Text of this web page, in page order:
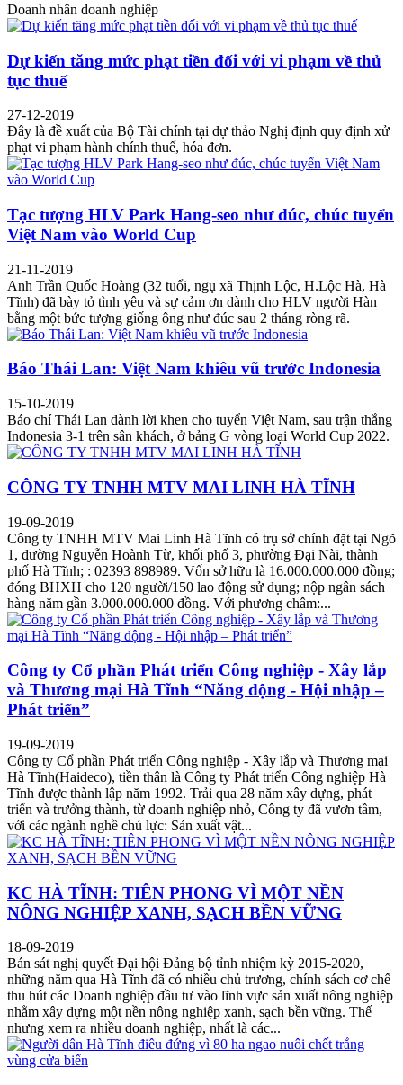
Doanh nhân doanh nghiệp
Dự kiến tăng mức phạt tiền đối với vi phạm về thủ
tục thuế
27-12-2019
Đây là đề xuất của Bộ Tài chính tại dự thảo Nghị định quy định xử
phạt vi phạm hành chính thuế, hóa đơn.
Tạc tượng HLV Park Hang-seo như đúc, chúc tuyển
Việt Nam vào World Cup
21-11-2019
Anh Trần Quốc Hoàng (32 tuổi, ngụ xã Thịnh Lộc, H.Lộc Hà, Hà
Tĩnh) đã bày tỏ tình yêu và sự cảm ơn dành cho HLV người Hàn
bằng một bức tượng giống ông như đúc sau 2 tháng ròng rã.
Báo Thái Lan: Việt Nam khiêu vũ trước Indonesia
15-10-2019
Báo chí Thái Lan dành lời khen cho tuyển Việt Nam, sau trận thắng
Indonesia 3-1 trên sân khách, ở bảng G vòng loại World Cup 2022.
CÔNG TY TNHH MTV MAI LINH HÀ TĨNH
19-09-2019
Công ty TNHH MTV Mai Linh Hà Tĩnh có trụ sở chính đặt tại Ngõ
1, đường Nguyễn Hoành Từ, khối phố 3, phường Đại Nài, thành
phố Hà Tĩnh; : 02393 898989. Vốn sở hữu là 16.000.000.000 đồng;
đóng BHXH cho 120 người/150 lao động sử dụng; nộp ngân sách
hàng năm gần 3.000.000.000 đồng. Với phương châm:...
Công ty Cổ phần Phát triển Công nghiệp - Xây lắp
và Thương mại Hà Tĩnh “Năng động - Hội nhập –
Phát triển”
19-09-2019
Công ty Cổ phần Phát triển Công nghiệp - Xây lắp và Thương mại
Hà Tĩnh(Haideco), tiền thân là Công ty Phát triển Công nghiệp Hà
Tĩnh được thành lập năm 1992. Trải qua 28 năm xây dựng, phát
triển và trưởng thành, từ doanh nghiệp nhỏ, Công ty đã vươn tầm,
với các ngành nghề chủ lực: Sản xuất vật...
KC HÀ TĨNH: TIÊN PHONG VÌ MỘT NỀN
NÔNG NGHIỆP XANH, SẠCH BỀN VỮNG
18-09-2019
Bán sát nghị quyết Đại hội Đảng bộ tỉnh nhiệm kỳ 2015-2020,
những năm qua Hà Tĩnh đã có nhiều chủ trương, chính sách cơ chế
thu hút các Doanh nghiệp đầu tư vào lĩnh vực sản xuất nông nghiệp
nhằm xây dựng một nền nông nghiệp xanh, sạch bền vững. Thế
nhưng xem ra nhiều doanh nghiệp, nhất là các...